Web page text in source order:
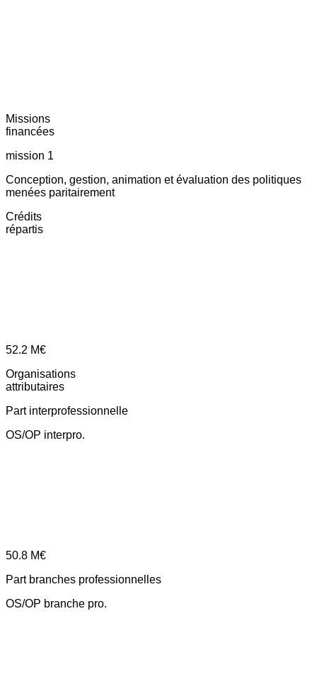
Missions
financées
mission 1
Conception, gestion, animation et évaluation des politiques
menées paritairement
Crédits
répartis
52.2 M€
Organisations
attributaires
Part interprofessionnelle
OS/OP interpro.
50.8 M€
Part branches professionnelles
OS/OP branche pro.